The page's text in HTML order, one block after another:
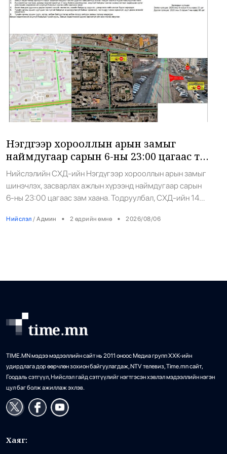
22
болжээ
Халуун цэг/Х. Болормаа • 35 цаг 13 минутын өмнө
23
Жил бүр 500-700 тарвага нутагшуулж
байна
Эерэг дүр/Х. Болормаа • 35 цаг 40 минутын өмнө
24
Т.Ням-Очир: 971 бүлгийг 40-өөс доош
хүүхэдтэй болгоно
Боловсрол / Х. Болормаа • 2 өдрийн өмнө
25
Манай улс 3.10 тонн алт гадаадад
боловсруулалтын ажлын гүйцэтгэл 90 […]
Нэгдүгээр хорооллын арын замыг
наймдугаар сарын 6-ны 23:00 цагаас түр
хааж, борооны ус зайлуулах шугамын
хөндлөн сэтэлгээ хийнэ
Нийслэлийн СХД-ийн Нэгдүгээр хорооллын арын замыг
шинэчлэх, засварлах ажлын хүрээнд наймдугаар сарын
6-ны 23:00 цагаас зам хаана. Тодруулбал, СХД-ийн 14
байрнаас 12 дугаар байрны чиглэл дагуу борооны ус
Нийслэл / Админ • 2 өдрийн өмнө • 2026/08/06
TIME.MN мэдээ мэдээллийн сайт нь 2011 оноос Медиа групп ХХК-ийн
удирдлага дор өөрчлөн зохион байгуулагдаж, NTV телевиз, Time.mn сайт,
Гоодаль сэтгүүл, Нийслэл гайд сэтгүүлийг нэгтгэсэн хэвлэл мэдээллийн нэгэн
цул баг болж ажиллаж эхлэв.
Хаяг: